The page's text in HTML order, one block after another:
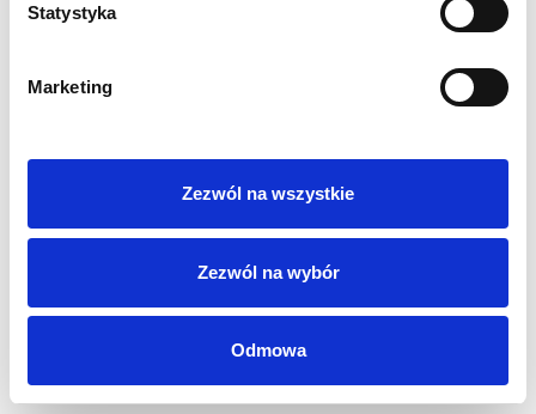
Statystyka
Marketing
Zezwól na wszystkie
Zezwól na wybór
Odmowa
AML
RODO